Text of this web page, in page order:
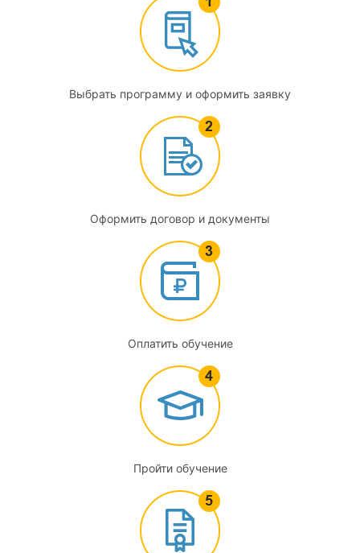
предоставляемые внешними поставщиками
2.3
Требования к процессу: рассмотрение запросов,
тендеров и договоров; обеспечение достоверности
представление отчетов о результатах; отбор образцов;
жалобы, управление несоответствующей работой;
обращение с объектами испытаний или калибровки;
управление данными и информацией; технические записи;
2.4
Требования к системе менеджмента: варианты и
документация системы менеджмента, управление
документами; управление записями; действия связанные
с рисками и возможностями; улучшения и
корректирующие действия; внутренние аудиты и анализ
3
Внутренний аудит СМК в соответствии с требованиями
ГОСТ ИСО/МЭК 17025, ГОСТ Р ИСО 19011-2012 (п. 23.10
3.1
Структура документированной процедуры «Внутренний
Выбрать программу и оформить заявку
Оформить договор и документы
Оплатить обучение
Пройти обучение